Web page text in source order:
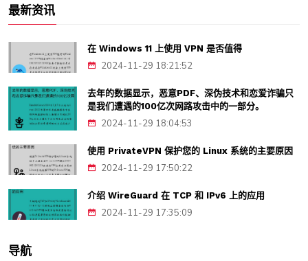
最新资讯
在 Windows 11 上使用 VPN 是否值得
2024-11-29 18:21:52
去年的数据显示，恶意PDF、深伪技术和恋爱诈骗只
是我们遭遇的100亿次网路攻击中的一部分。
2024-11-29 18:04:53
使用 PrivateVPN 保护您的 Linux 系统的主要原因
2024-11-29 17:50:22
介绍 WireGuard 在 TCP 和 IPv6 上的应用
2024-11-29 17:35:09
导航